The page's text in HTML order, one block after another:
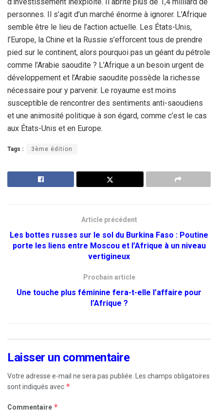
personnes. Il s’agit d’un marché énorme à ignorer. L’Afrique
semble être le lieu de l’action actuelle. Les États-Unis,
l’Europe, la Chine et la Russie s’efforcent tous de prendre
pied sur le continent, alors pourquoi pas un géant du pétrole
comme l’Arabie saoudite ? L’Afrique a un besoin urgent de
développement et l’Arabie saoudite possède la richesse
nécessaire pour y parvenir. Le royaume est moins
susceptible de rencontrer des sentiments anti-saoudiens
et une animosité politique à son égard, comme c’est le cas
aux États-Unis et en Europe.
Tags : 3ème édition
Article précédent
Les bottes russes sur le sol du Burkina Faso : Poutine
porte les liens entre Moscou et l’Afrique à un niveau
vertigineux
Prochain article
Une touche plus féminine fera-t-elle l’affaire pour
l’Afrique ?
Laisser un commentaire
Votre adresse e-mail ne sera pas publiée.
Les champs obligatoires
sont indiqués avec *
Commentaire *